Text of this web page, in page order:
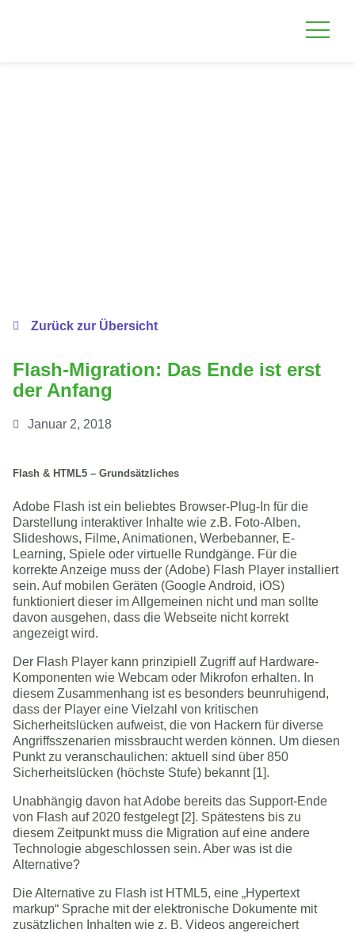
Zurück zur Übersicht
Flash-Migration: Das Ende ist erst
der Anfang
Januar 2, 2018
Flash & HTML5 – Grundsätzliches
Adobe Flash ist ein beliebtes Browser-Plug-In für die
Darstellung interaktiver Inhalte wie z.B. Foto-Alben,
Slideshows, Filme, Animationen, Werbebanner, E-
Learning, Spiele oder virtuelle Rundgänge. Für die
korrekte Anzeige muss der (Adobe) Flash Player installiert
sein. Auf mobilen Geräten (Google Android, iOS)
funktioniert dieser im Allgemeinen nicht und man sollte
davon ausgehen, dass die Webseite nicht korrekt
angezeigt wird.
Der Flash Player kann prinzipiell Zugriff auf Hardware-
Komponenten wie Webcam oder Mikrofon erhalten. In
diesem Zusammenhang ist es besonders beunruhigend,
dass der Player eine Vielzahl von kritischen
Sicherheitslücken aufweist, die von Hackern für diverse
Angriffsszenarien missbraucht werden können. Um diesen
Punkt zu veranschaulichen: aktuell sind über 850
Sicherheitslücken (höchste Stufe) bekannt [1].
Unabhängig davon hat Adobe bereits das Support-Ende
von Flash auf 2020 festgelegt [2]. Spätestens bis zu
diesem Zeitpunkt muss die Migration auf eine andere
Technologie abgeschlossen sein. Aber was ist die
Alternative?
Die Alternative zu Flash ist HTML5, eine „Hypertext
markup“ Sprache mit der elektronische Dokumente mit
zusätzlichen Inhalten wie z. B. Videos angereichert